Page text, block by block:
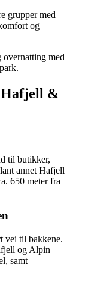
grupper med
og
med
Hafjell &
til butikker,
annet Hafjell
650 meter fra
vei til bakkene.
og Alpin
samt